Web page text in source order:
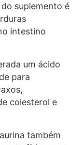
suplemento é
intestino
um ácido
para
colesterol e
também